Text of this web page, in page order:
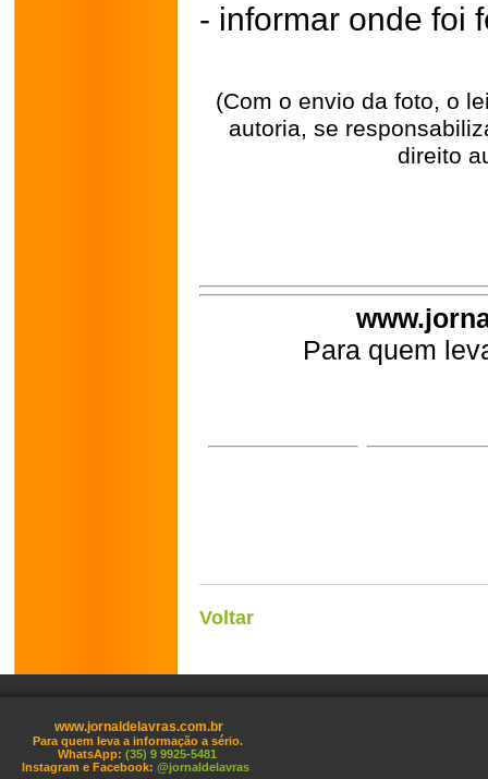
- informar onde foi
(Com o envio da foto, o
autoria, se
direito
Para quem
Voltar
www.jornaldelavras.com.br
Para quem leva a informação a sério.
WhatsApp: (35) 9 9925-5481
Instagram e Facebook: @jornaldelavras